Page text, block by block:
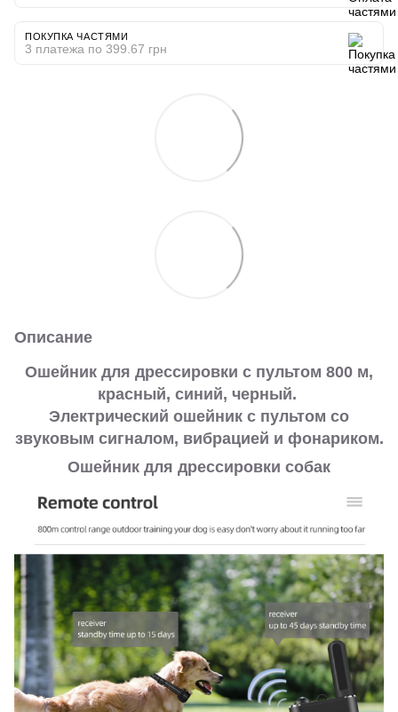
ПОКУПКА ЧАСТЯМИ
3 платежа по 399.67 грн
Описание
Ошейник для дрессировки с пультом 800 м,
красный, синий, черный.
Электрический ошейник с пультом со
звуковым сигналом, вибрацией и фонариком.
Ошейник для дрессировки собак